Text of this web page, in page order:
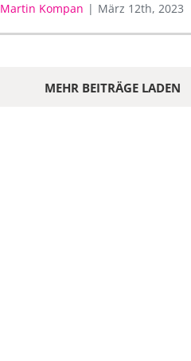
Martin Kompan | März 12th, 2023
MEHR BEITRÄGE LADEN